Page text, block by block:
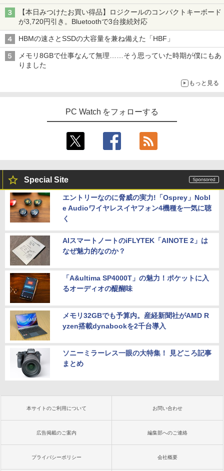
【本日みつけたお買い得品】ロジクールのコンパクトキーボード
が3,720円引き。Bluetoothで3台接続対応
HBMの速さとSSDの大容量を兼ね備えた「HBF」
メモリ8GBで仕事なんて無理……そう思っていた時期が僕にもあ
りました
もっと見る
PC Watch をフォローする
Special Site
エントリーなのに脅威の実力!「Osprey」Nobl
e Audioワイヤレスイヤフォン4機種を一気に聴
く
AIスマートノートのiFLYTEK「AINOTE 2」は
なぜ魅力的なのか？
「A&ultima SP4000T」の魅力！ポケットに入
るオーディオの醍醐味
メモリ32GBでも予算内。産経新聞社がAMD R
yzen搭載dynabookを2千台導入
ソニーミラーレス一眼の大特集！ 見どころ記事
まとめ
本サイトのご利用について お問い合わせ
広告掲載のご案内 編集部へのご連絡
プライバシーポリシー 会社概要